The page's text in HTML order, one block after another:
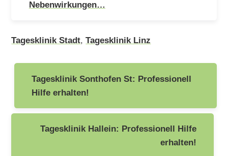
Nebenwirkungen…
Tagesklinik Stadt,Tagesklinik Linz
Beitragsnavigation
Tagesklinik Sonthofen St: Professionell
Hilfe erhalten!
Tagesklinik Hallein: Professionell Hilfe
erhalten!